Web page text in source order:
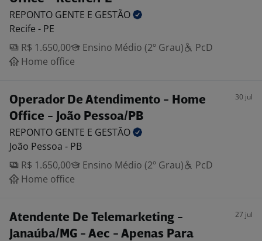
REPONTO GENTE E GESTÃO
Recife - PE
R$ 1.650,00
Ensino Médio (2º Grau)
PcD
Home office
Operador De Atendimento - Home
Office - João Pessoa/PB
30 jul
REPONTO GENTE E GESTÃO
João Pessoa - PB
R$ 1.650,00
Ensino Médio (2º Grau)
PcD
Home office
Atendente De Telemarketing -
Janaúba/MG - Aec - Apenas Para
27 jul